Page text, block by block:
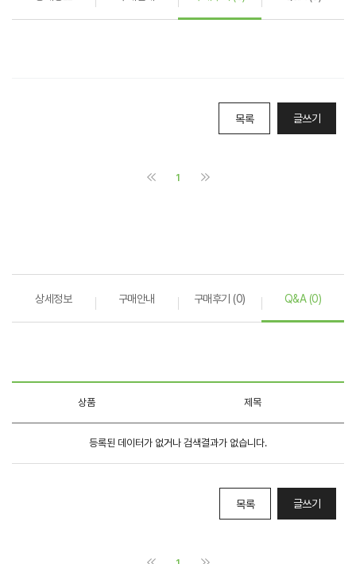
상세정보 구매안내 구매후기 (0) Q&A (0)